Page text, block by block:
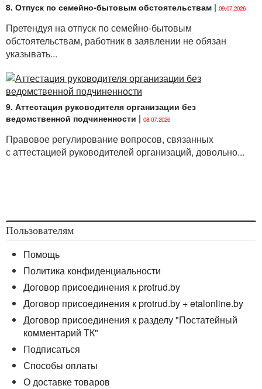
8. Отпуск по семейно-бытовым обстоятельствам | 09.07.2026
Претендуя на отпуск по семейно-бытовым
обстоятельствам, работник в заявлении не обязан
указывать...
9. Аттестация руководителя организации без
ведомственной подчиненности | 08.07.2026
Правовое регулирование вопросов, связанных
с аттестацией руководителей организаций, довольно...
Пользователям
Помощь
Политика конфиденциальности
Договор присоединения к protrud.by
Договор присоединения к protrud.by + etalonline.by
Договор присоединения к разделу "Постатейный
комментарий ТК"
Подписаться
Способы оплаты
О доставке товаров